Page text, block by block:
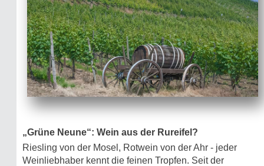
„Grüne Neune“: Wein aus der Rureifel?
Riesling von der Mosel, Rotwein von der Ahr - jeder
Weinliebhaber kennt die feinen Tropfen. Seit der